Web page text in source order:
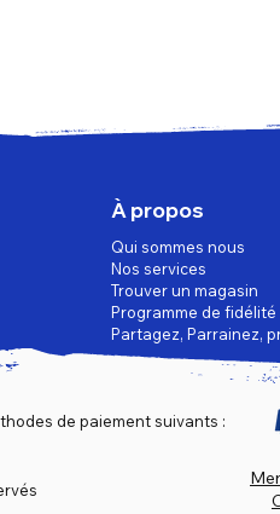
À propos
Qui sommes nous
Nos services
Trouver un magasin
Programme de fidélité
Partagez, Parrainez,
de paiement suivants :